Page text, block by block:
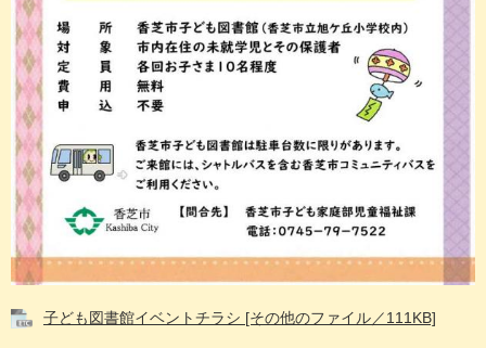
子ども図書館イベントチラシ [その他のファイル／111KB]